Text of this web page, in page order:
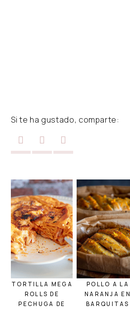
Si te ha gustado, comparte:
TORTILLA MEGA
ROLLS DE
PECHUGA DE
POLLO A LA
NARANJA EN
BARQUITAS